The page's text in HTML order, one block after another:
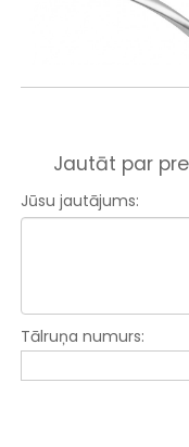
Jautāt par
Jūsu jautājums:
Tālruņa numurs: